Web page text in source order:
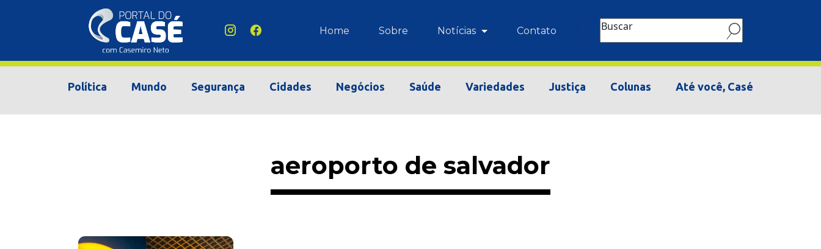
Home Sobre Notícias Contato Buscar
Política Mundo Segurança Cidades Negócios Saúde Variedades Justiça Colunas Até você, Casé
aeroporto de salvador